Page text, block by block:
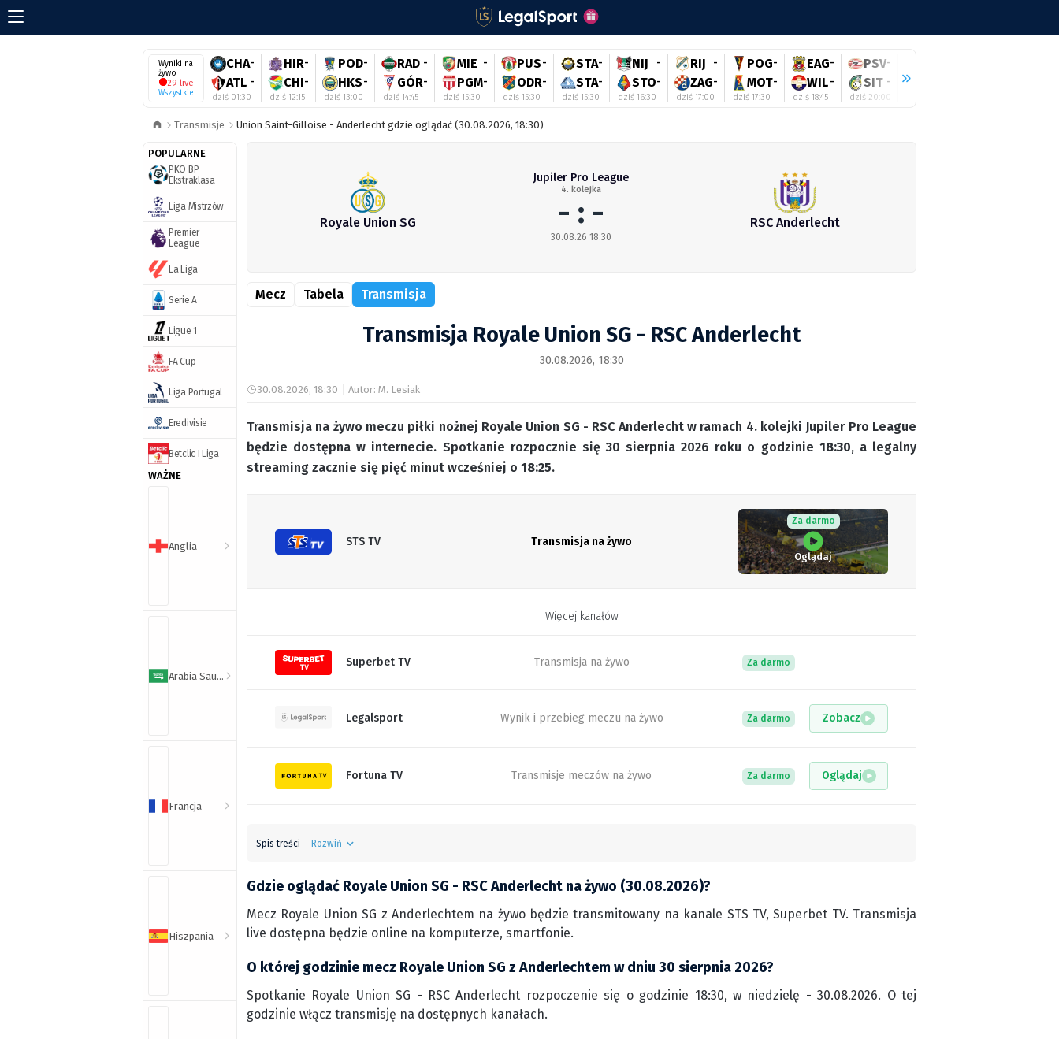
Wyniki na
żywo
29 live
Wszystkie
CHA-
ATL -
dziś 01:30
HIR-
CHI-
dziś 12:15
POD-
HKS-
dziś 13:00
RAD -
GÓR-
dziś 14:45
MIE -
PGM-
dziś 15:30
PUS-
ODR-
dziś 15:30
STA-
STA-
dziś 15:30
NIJ -
STO-
dziś 16:30
RIJ -
ZAG-
dziś 17:00
POG-
MOT-
dziś 17:30
EAG-
WIL-
dziś 18:45
PSV-
SIT -
dziś 20:00
Transmisje Union Saint-Gilloise - Anderlecht gdzie oglądać (30.08.2026, 18:30)
POPULARNE
PKO BP
Ekstraklasa
Liga Mistrzów
Premier
League
La Liga
Serie A
Ligue 1
FA Cup
Liga Portugal
Eredivisie
Betclic I Liga
WAŻNE
Anglia
Arabia Saudyjska
Francja
Hiszpania
Royale Union SG
Jupiler Pro League
4. kolejka
- : -
30.08.26 18:30
RSC Anderlecht
Mecz Tabela Transmisja
Transmisja Royale Union SG - RSC Anderlecht
30.08.2026, 18:30
30.08.2026, 18:30 Autor: M. Lesiak
Transmisja na żywo meczu piłki nożnej Royale Union SG - RSC Anderlecht w ramach 4. kolejki Jupiler Pro League
będzie dostępna w internecie. Spotkanie rozpocznie się 30 sierpnia 2026 roku o godzinie 18:30, a legalny
streaming zacznie się pięć minut wcześniej o 18:25.
STS TV Transmisja na żywo
Za darmo
Oglądaj
Więcej kanałów
Superbet TV Transmisja na żywo Za darmo
Legalsport Wynik i przebieg meczu na żywo Za darmo Zobacz
Fortuna TV Transmisje meczów na żywo Za darmo Oglądaj
Spis treści Rozwiń
Gdzie oglądać Royale Union SG - RSC Anderlecht na żywo (30.08.2026)?
Mecz Royale Union SG z Anderlechtem na żywo będzie transmitowany na kanale STS TV, Superbet TV. Transmisja
live dostępna będzie online na komputerze, smartfonie.
O której godzinie mecz Royale Union SG z Anderlechtem w dniu 30 sierpnia 2026?
Spotkanie Royale Union SG - RSC Anderlecht rozpoczenie się o godzinie 18:30, w niedzielę - 30.08.2026. O tej
godzinie włącz transmisję na dostępnych kanałach.